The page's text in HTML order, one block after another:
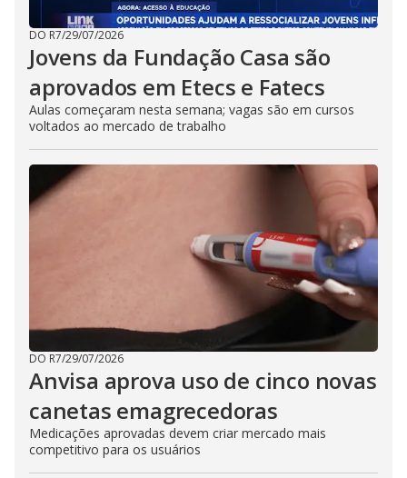
DO R7/29/07/2026
Jovens da Fundação Casa são
aprovados em Etecs e Fatecs
Aulas começaram nesta semana; vagas são em cursos
voltados ao mercado de trabalho
DO R7/29/07/2026
Anvisa aprova uso de cinco novas
canetas emagrecedoras
Medicações aprovadas devem criar mercado mais
competitivo para os usuários